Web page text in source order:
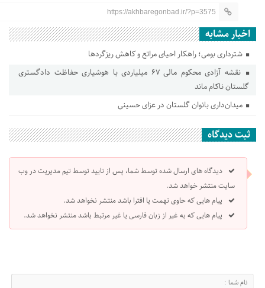
https://akhbaregonbad.ir/?p=3575
اخبار مشابه
شترداری بومی؛ راهکار احیای مراتع و کاهش ریزگردها
نقشه آزادی محکوم مالی ۶۷ میلیاردی با هوشیاری حفاظت دادگستری
گلستان ناکام ماند
میدان‌داری بانوان گلستان در عزای حسینی
ثبت دیدگاه
دیدگاه های ارسال شده توسط شما، پس از تایید توسط تیم مدیریت در وب
سایت منتشر خواهد شد.
پیام هایی که حاوی تهمت یا افترا باشد منتشر نخواهد شد.
پیام هایی که به غیر از زبان فارسی یا غیر مرتبط باشد منتشر نخواهد شد.